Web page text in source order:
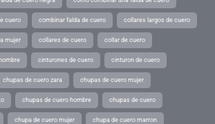
cuero combinar falda de cuero collares largos de cuero
mujer collares de cuero collar de cuero
cinturones de cuero cinturon de cuero
chupas de cuero zara chupas de cuero mujer
chupas de cuero hombre chupas de cuero
chupa de cuero mujer chupa de cuero marron